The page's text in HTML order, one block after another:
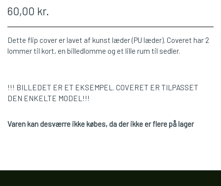
60,00 kr.
Dette flip cover er lavet af kunst læder (PU læder). Coveret har 2
lommer til kort, en billedlomme og et lille rum til sedler.
!!! BILLEDET ER ET EKSEMPEL. COVERET ER TILPASSET
DEN ENKELTE MODEL!!!
Varen kan desværre ikke købes, da der ikke er flere på lager